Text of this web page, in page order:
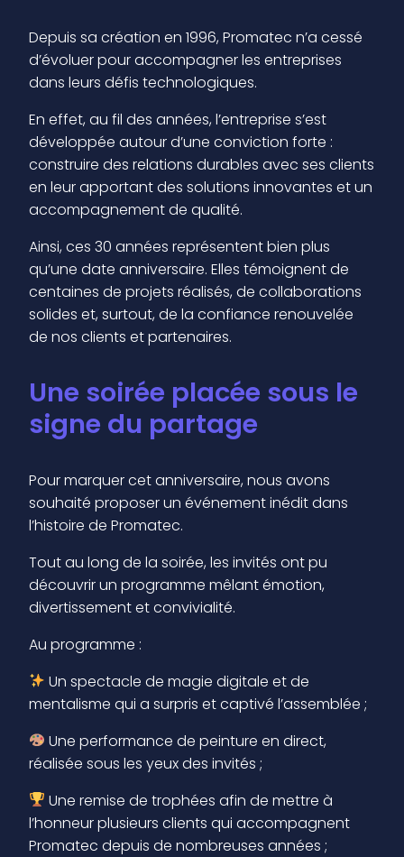
Depuis sa création en 1996, Promatec n’a cessé
d’évoluer pour accompagner les entreprises
dans leurs défis technologiques.
En effet, au fil des années, l’entreprise s’est
développée autour d’une conviction forte :
construire des relations durables avec ses clients
en leur apportant des solutions innovantes et un
accompagnement de qualité.
Ainsi, ces 30 années représentent bien plus
qu’une date anniversaire. Elles témoignent de
centaines de projets réalisés, de collaborations
solides et, surtout, de la confiance renouvelée
de nos clients et partenaires.
Une soirée placée sous le
signe du partage
Pour marquer cet anniversaire, nous avons
souhaité proposer un événement inédit dans
l’histoire de Promatec.
Tout au long de la soirée, les invités ont pu
découvrir un programme mêlant émotion,
divertissement et convivialité.
Au programme :
Un spectacle de magie digitale et de
mentalisme qui a surpris et captivé l’assemblée ;
Une performance de peinture en direct,
réalisée sous les yeux des invités ;
Une remise de trophées afin de mettre à
l’honneur plusieurs clients qui accompagnent
Promatec depuis de nombreuses années ;